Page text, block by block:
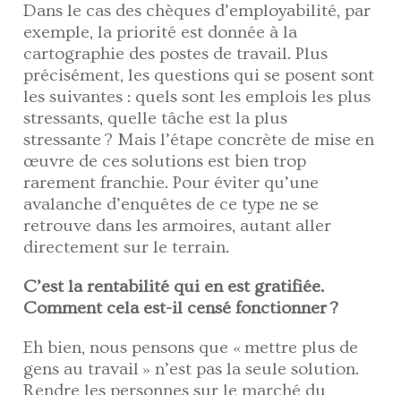
Dans le cas des chèques d’employabilité, par
exemple, la priorité est donnée à la
cartographie des postes de travail. Plus
précisément, les questions qui se posent sont
les suivantes : quels sont les emplois les plus
stressants, quelle tâche est la plus
stressante ? Mais l’étape concrète de mise en
œuvre de ces solutions est bien trop
rarement franchie. Pour éviter qu’une
avalanche d’enquêtes de ce type ne se
retrouve dans les armoires, autant aller
directement sur le terrain.
C’est la rentabilité qui en est gratifiée.
Comment cela est-il censé fonctionner ?
Eh bien, nous pensons que « mettre plus de
gens au travail » n’est pas la seule solution.
Rendre les personnes sur le marché du